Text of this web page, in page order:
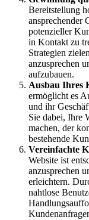
Bereitstellung
ansprechender
potenzieller
in Kontakt zu
Strategien
anzusprechen
aufzubauen.
Ausbau Ihres
ermöglicht es
und ihr
Sie dabei, Ihre
machen, der
bestehende
Vereinfachte
Website ist
anzusprechen
erleichtern.
nahtlose